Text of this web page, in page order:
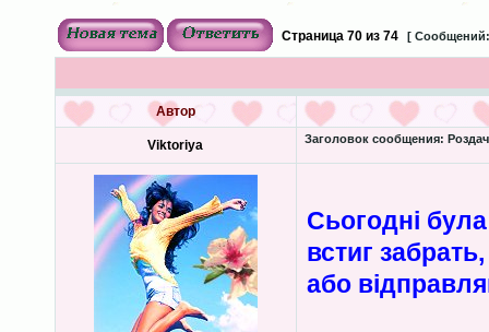
Страница 70из 74 [
Автор
Viktoriya Заголовок сообщения:
Сьогодні
встиг
або